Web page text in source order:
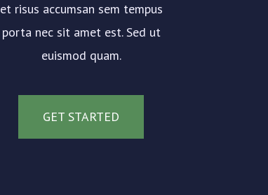
et risus accumsan sem tempus
porta nec sit amet est. Sed ut
euismod quam.
GET STARTED